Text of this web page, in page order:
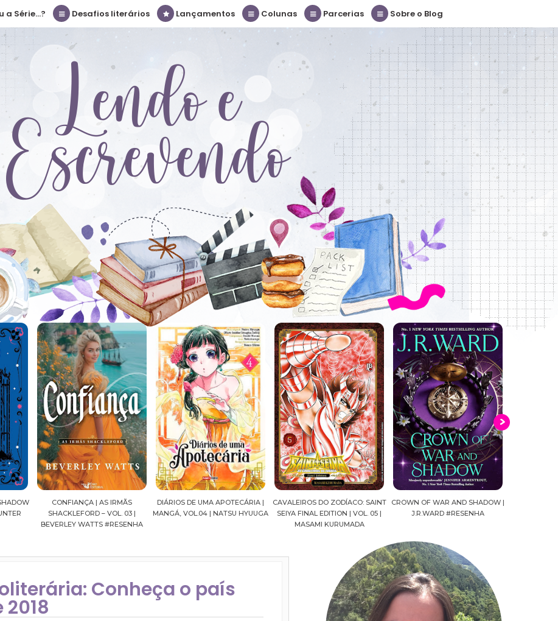
a Série...? Desafios literários Lançamentos Colunas Parcerias Sobre o Blog
CONFIANÇA | AS IRMÃS
SHACKLEFORD – VOL. 03 |
BEVERLEY WATTS #RESENHA
DIÁRIOS DE UMA APOTECÁRIA |
MANGÁ, VOL.04 | NATSU HYUUGA
CAVALEIROS DO ZODÍACO: SAINT
SEIYA FINAL EDITION | VOL. 05 |
MASAMI KURUMADA
CROWN OF WAR AND SHADOW |
J.R.WARD #RESENHA
Conheça o país